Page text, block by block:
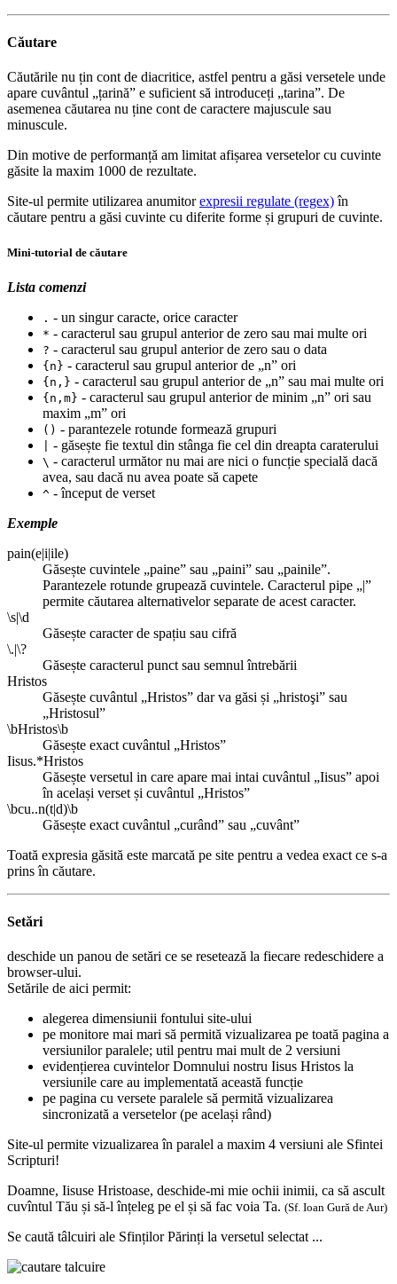
Căutare
Căutările nu țin cont de diacritice, astfel pentru a găsi versetele unde
apare cuvântul „țarină” e suficient să introduceți „tarina”. De
asemenea căutarea nu ține cont de caractere majuscule sau
minuscule.
Din motive de performanță am limitat afișarea versetelor cu cuvinte
găsite la maxim 1000 de rezultate.
Site-ul permite utilizarea anumitorexpresii regulate (regex)în
căutare pentru a găsi cuvinte cu diferite forme și grupuri de cuvinte.
Mini-tutorial de căutare
Lista comenzi
. - un singur caracte, orice caracter
* - caracterul sau grupul anterior de zero sau mai multe ori
? - caracterul sau grupul anterior de zero sau o data
{n} - caracterul sau grupul anterior de „n” ori
{n,} - caracterul sau grupul anterior de „n” sau mai multe ori
{n,m} - caracterul sau grupul anterior de minim „n” ori sau
maxim „m” ori
() - parantezele rotunde formează grupuri
- găsește fie textul din stânga fie cel din dreapta caraterului
\ - caracterul următor nu mai are nici o funcție specială dacă
avea, sau dacă nu avea poate să capete
^ - început de verset
Exemple
pain(e|i|ile)
Găsește cuvintele „paine” sau „paini” sau „painile”.
Parantezele rotunde grupează cuvintele. Caracterul pipe „|”
permite căutarea alternativelor separate de acest caracter.
\s|\d
Găsește caracter de spațiu sau cifră
\.|\?
Găsește caracterul punct sau semnul întrebării
Hristos
Găsește cuvântul „Hristos” dar va găsi și „hristoşi” sau
„Hristosul”
\bHristos\b
Găsește exact cuvântul „Hristos”
Iisus.*Hristos
Găsește versetul in care apare mai intai cuvântul „Iisus” apoi
în același verset și cuvântul „Hristos”
\bcu..n(t|d)\b
Găsește exact cuvântul „curând” sau „cuvânt”
Toată expresia găsită este marcată pe site pentru a vedea exact ce s-a
prins în căutare.
Setări
deschide un panou de setări ce se resetează la fiecare redeschidere a
browser-ului.
Setările de aici permit:
alegerea dimensiunii fontului site-ului
pe monitore mai mari să permită vizualizarea pe toată pagina a
versiunilor paralele; util pentru mai mult de 2 versiuni
evidențierea cuvintelor Domnului nostru Iisus Hristos la
versiunile care au implementată această funcție
pe pagina cu versete paralele să permită vizualizarea
sincronizată a versetelor (pe același rând)
Site-ul permite vizualizarea în paralel a maxim 4 versiuni ale Sfintei
Scripturi!
Doamne, Iisuse Hristoase, deschide-mi mie ochii inimii, ca să ascult
cuvîntul Tău și să-l înțeleg pe el și să fac voia Ta. (Sf. Ioan Gură de Aur)
Se caută tâlcuiri ale Sfinților Părinți la versetul selectat ...